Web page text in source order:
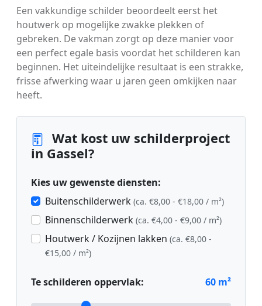
Een vakkundige schilder beoordeelt eerst het
houtwerk op mogelijke zwakke plekken of
gebreken. De vakman zorgt op deze manier voor
een perfect egale basis voordat het schilderen kan
beginnen. Het uiteindelijke resultaat is een strakke,
frisse afwerking waar u jaren geen omkijken naar
heeft.
Wat kost uw schilderproject
in Gassel?
Kies uw gewenste diensten:
Buitenschilderwerk (ca. €8,00 - €18,00 / m²)
Binnenschilderwerk (ca. €4,00 - €9,00 / m²)
Houtwerk / Kozijnen lakken (ca. €8,00 -
€15,00 / m²)
Te schilderen oppervlak: 60 m²